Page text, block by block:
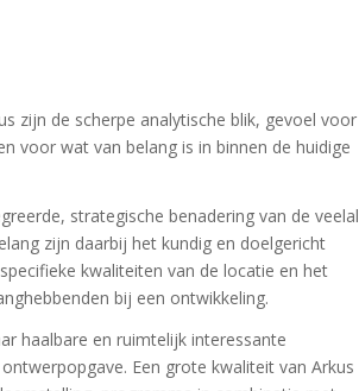
zijn de scherpe analytische blik, gevoel voor
voor wat van belang is in binnen de huidige
strategische benadering van de veelal
zijn daarbij het kundig en doelgericht
kwaliteiten van de locatie en het
bij een ontwikkeling.
haalbare en ruimtelijk interessante
Een grote kwaliteit van Arkus